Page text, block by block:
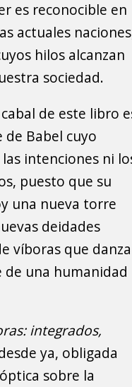
es reconocible en
actuales
hilos alcanzan
sociedad.
de este libro
Babel cuyo
intenciones ni
puesto que su
una nueva torre
deidades
víboras que danza
una humanidad
integrados,
ya, obligada
sobre la